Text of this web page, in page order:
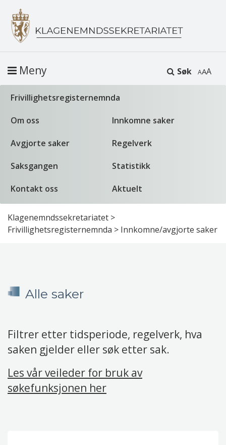
Søk A
Meny
Frivillighetsregisternemnda
Om oss Innkomne saker
Avgjorte saker Regelverk
Saksgangen Statistikk
Kontakt oss Aktuelt
Klagenemndssekretariatet >
Frivillighetsregisternemnda > Innkomne/avgjorte saker
Alle saker
Filtrer etter tidsperiode, regelverk, hva
saken gjelder eller søk etter sak.
Les vår veileder for bruk av
søkefunksjonen her